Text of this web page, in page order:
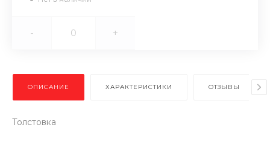
- +
ОПИСАНИЕ ХАРАКТЕРИСТИКИ ОТЗЫВЫ
Толстовка